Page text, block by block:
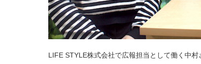
LIFE STYLE株式会社で広報担当として働く中